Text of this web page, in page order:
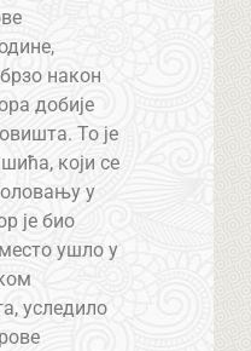
након
добије
То је
који се
у
је био
ушло у
уследило